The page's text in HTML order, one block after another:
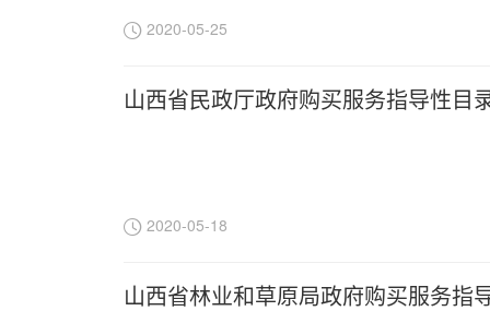
2020-05-25
山西省民政厅政府购买服务指导性目
2020-05-18
山西省林业和草原局政府购买服务指